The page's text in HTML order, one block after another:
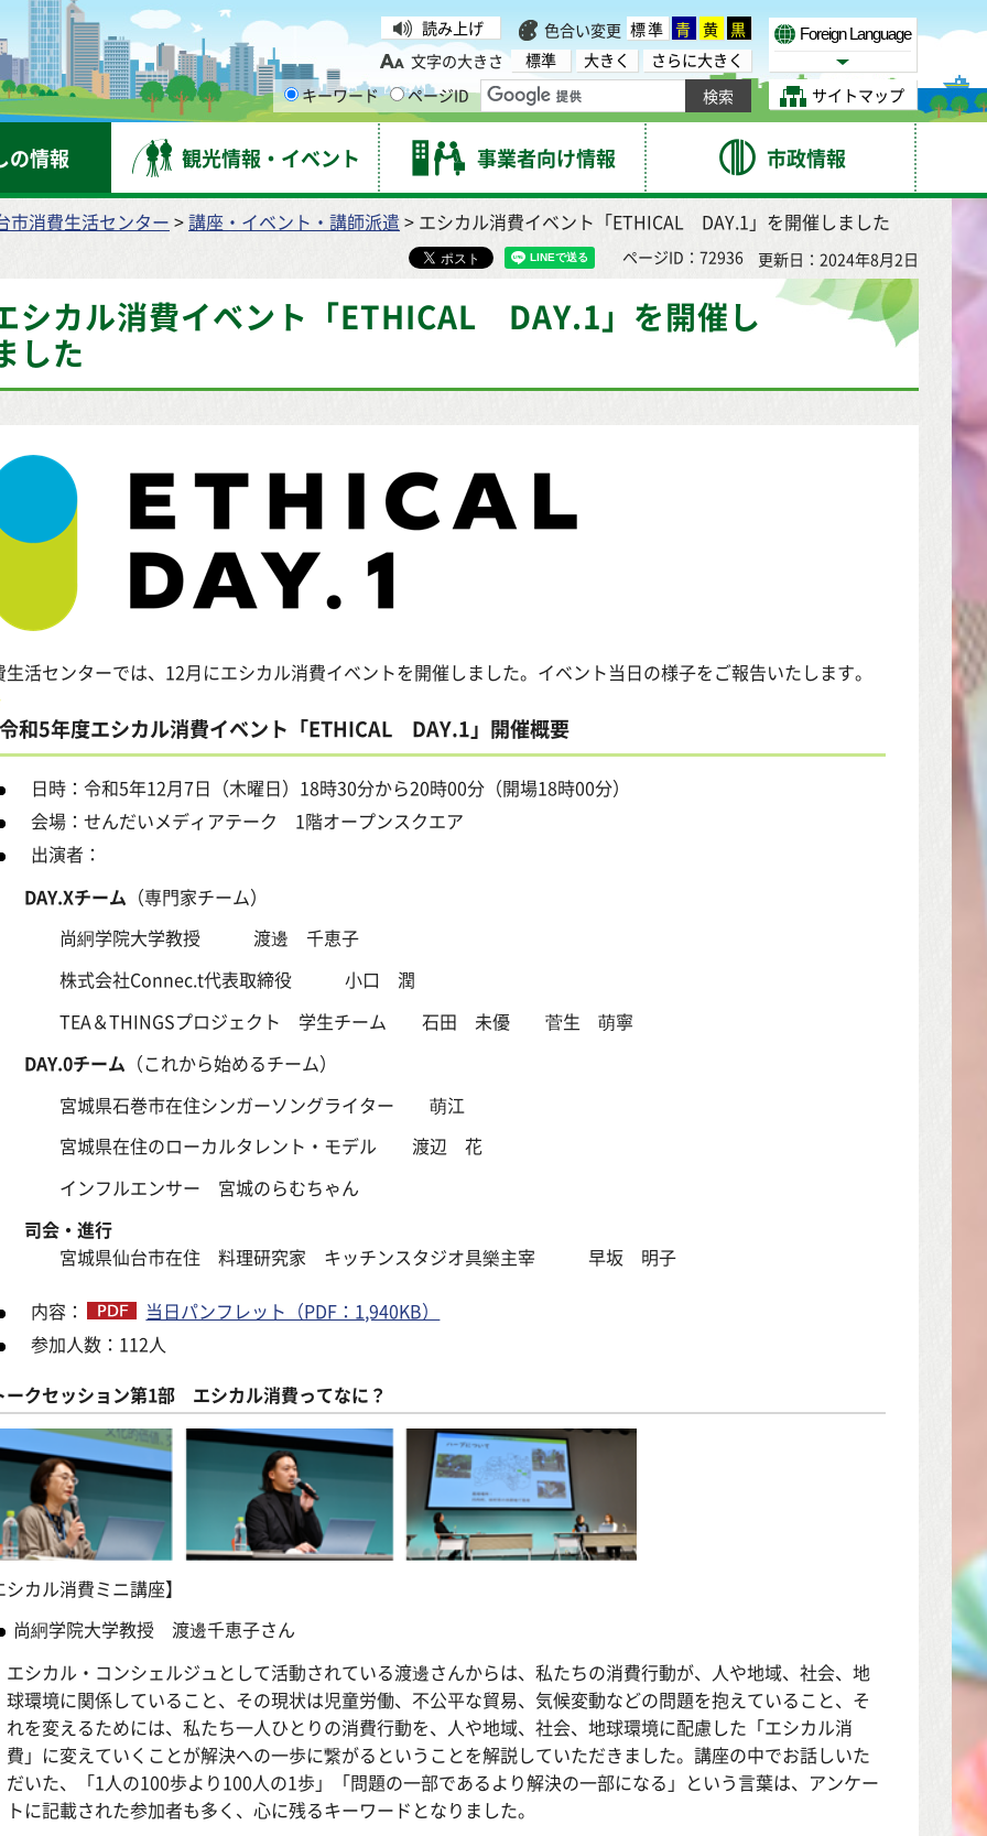
読み上げ 色合い変更 標準 青 黄 黒
文字の大きさ
標準 大きく
さらに大きく
キーワード
ページID
Foreign Language
Select Language
サイトマップ
の情報 観光情報・イベント 事業者向け情報 市政情報
市消費生活センター >講座・イベント・講師派遣> エシカル消費イベント「ETHICAL DAY.1」を開催しました
ページID：72936 更新日：2024年8月2日
シカル消費イベント「ETHICAL DAY.1」を開催し
した
生活センターでは、12月にエシカル消費イベントを開催しました。イベント当日の様子をご報告いたします。
令和5年度エシカル消費イベント「ETHICAL DAY.1」開催概要
日時：令和5年12月7日（木曜日）18時30分から20時00分（開場18時00分）
会場：せんだいメディアテーク 1階オープンスクエア
出演者：
DAY.Xチーム （専門家チーム）
尚絅学院大学教授 渡邊 千恵子
株式会社Connec.t代表取締役 小口 潤
TEA＆THINGSプロジェクト 学生チーム 石田 未優 菅生 萌寧
DAY.0チーム （これから始めるチーム）
宮城県石巻市在住シンガーソングライター 萌江
宮城県在住のローカルタレント・モデル 渡辺 花
インフルエンサー 宮城のらむちゃん
司会・進行
宮城県仙台市在住 料理研究家 キッチンスタジオ具樂主宰 早坂 明子
内容：
当日パンフレット（PDF：1,940KB）
参加人数：112人
ークセッション第1部 エシカル消費ってなに？
カル消費ミニ講座】
尚絅学院大学教授 渡邊千恵子さん
エシカル・コンシェルジュとして活動されている渡邊さんからは、私たちの消費行動が、人や地域、社会、地
球環境に関係していること、その現状は児童労働、不公平な貿易、気候変動などの問題を抱えていること、そ
れを変えるためには、私たち一人ひとりの消費行動を、人や地域、社会、地球環境に配慮した「エシカル消
費」に変えていくことが解決への一歩に繋がるということを解説していただきました。講座の中でお話しいた
だいた、「1人の100歩より100人の1歩」「問題の一部であるより解決の一部になる」という言葉は、アンケー
トに記載された参加者も多く、心に残るキーワードとなりました。